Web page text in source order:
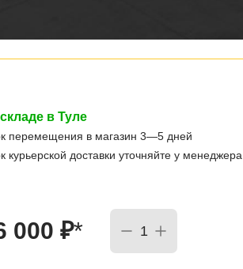
в Туле
перемещения в магазин 3—5 дней
курьерской доставки уточняйте у менеджера
000 ₽*